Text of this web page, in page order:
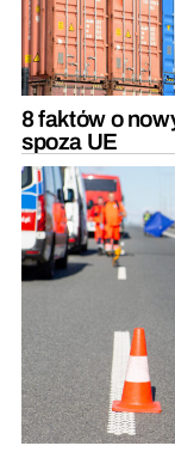
8 faktów o
spoza UE